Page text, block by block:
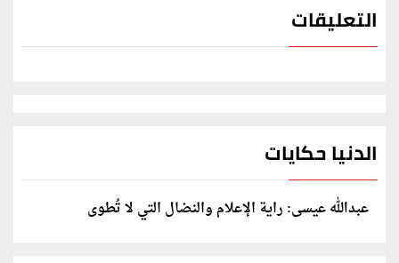
التعليقات
الدنيا حكايات
عبدالله عيسى: راية الإعلام والنضال التي لا تُطوى